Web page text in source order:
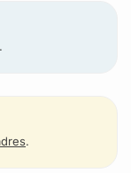
.
.